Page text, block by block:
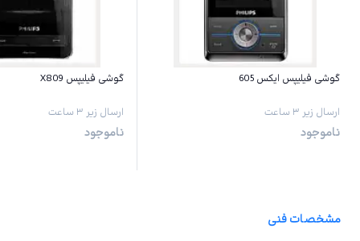
گوشی فیلیپس ایکس 605
ارسال زیر ۳ ساعت
ناموجود
گوشی فیلیپس X809
ارسال زیر ۳ ساعت
ناموجود
مشخصات فنی